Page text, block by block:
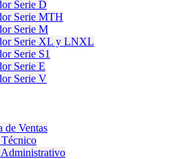
Serie D
Serie MTH
Serie M
Serie XL y LNXL
Serie S1
Serie E
Serie V
de Ventas
Administrativo